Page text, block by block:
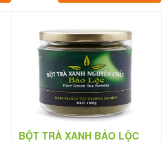
BỘT TRÀ XANH BẢO LỘC